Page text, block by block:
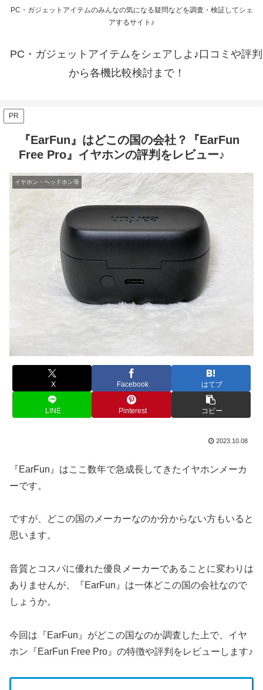
PC・ガジェットアイテムのみんなの気になる疑問などを調査・検証してシェ
アするサイト♪
PC・ガジェットアイテムをシェアしよ♪口コミや評判
から各機比較検討まで！
PR
『EarFun』はどこの国の会社？『EarFun
Free Pro』イヤホンの評判をレビュー♪
イヤホン・ヘッドホン等
X Facebook はてブ
LINE Pinterest コピー
2023.10.08
『EarFun』はここ数年で急成長してきたイヤホンメーカ
ーです。
ですが、どこの国のメーカーなのか分からない方もいると
思います。
音質とコスパに優れた優良メーカーであることに変わりは
ありませんが、『EarFun』は一体どこの国の会社なので
しょうか。
今回は『EarFun』がどこの国なのか調査した上で、イヤ
ホン『EarFun Free Pro』の特徴や評判をレビューします♪